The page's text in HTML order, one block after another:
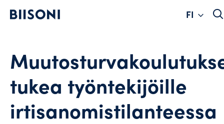
sisältöön
FI
tukea työntekijöille
irtisanomistilanteessa